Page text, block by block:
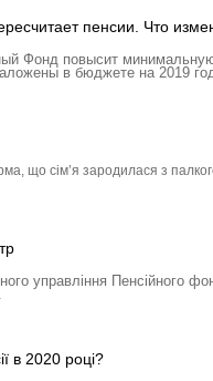
пенсии. Что
Фонд повысит
в бюджете на 2019
що сім’я зародилася з
управління Пенсійного
в 2020 році?